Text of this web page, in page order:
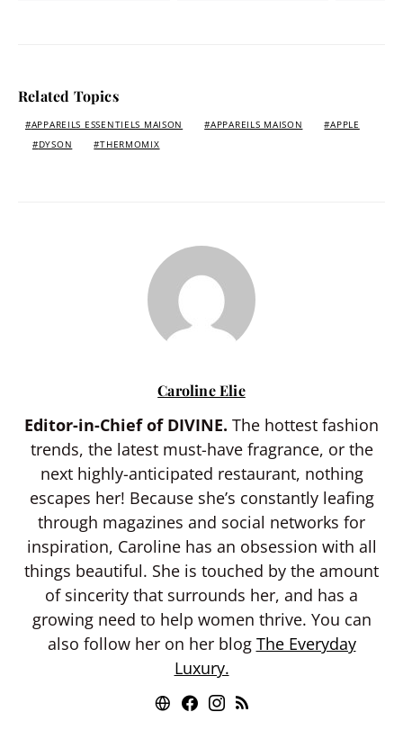
Related Topics
APPAREILS ESSENTIELS MAISON APPAREILS MAISON
APPLE
DYSON
THERMOMIX
Caroline Elie
Editor-in-Chief of DIVINE. The hottest fashion
trends, the latest must-have fragrance, or the
next highly-anticipated restaurant, nothing
escapes her! Because she’s constantly leafing
through magazines and social networks for
inspiration, Caroline has an obsession with all
things beautiful. She is touched by the amount
of sincerity that surrounds her, and has a
growing need to help women thrive. You can
also follow her on her blog The Everyday
Luxury.